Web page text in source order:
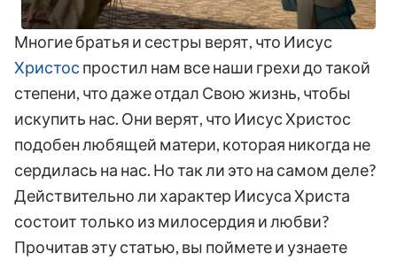
Многие братья и сестры верят, что Иисус
Христос простил нам все наши грехи до такой
степени, что даже отдал Свою жизнь, чтобы
искупить нас. Они верят, что Иисус Христос
подобен любящей матери, которая никогда не
сердилась на нас. Но так ли это на самом деле?
Действительно ли характер Иисуса Христа
состоит только из милосердия и любви?
Прочитав эту статью, вы поймете и узнаете